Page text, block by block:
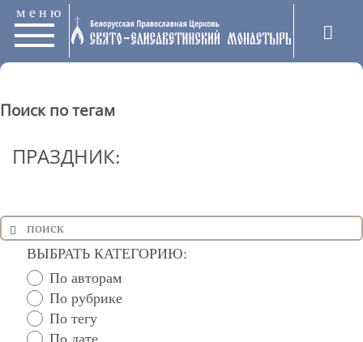
меню
Поиск по тегам
ПРАЗДНИК:
ВЫБРАТЬ КАТЕГОРИЮ:
По авторам
По рубрике
По тегу